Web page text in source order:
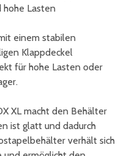
hohe Lasten
einem stabilen
Klappdeckel
für hohe Lasten oder
XL macht den Behälter
ist glatt und dadurch
verhält sich